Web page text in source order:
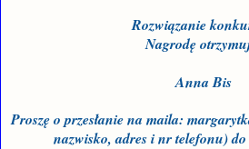
Rozwiązanie
Nagrodę
Anna Bis
Proszę o przesłanie na maila: mar
nazwisko, adres i nr telefonu)